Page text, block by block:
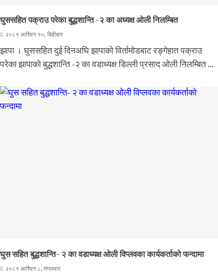
घुससहित पक्राउ परेका बुद्धशान्ति -२ का अध्यक्ष ओली निलम्बित
२०८१ आश्विन १०, बिहीबार
झापा । घुससहित दुई दिनअघि झापाको विर्तामोडबाट रङ्गेहात पक्राउ
परेका झापाको बुद्धशान्ति -२ का वडाध्यक्ष डिल्ली प्रसाद ओली निलम्बित ...
घुस सहित बुद्धशान्ति- २ का वडाध्यक्ष ओली विप्लवका कार्यकर्ताको फन्दामा
२०८१ आश्विन ८, मंगलवार